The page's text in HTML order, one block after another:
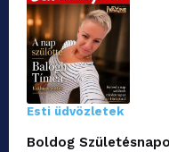
Esti üdvözletek
Boldog